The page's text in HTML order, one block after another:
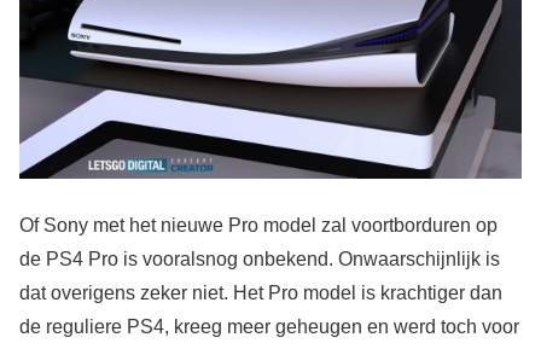
Of Sony met het nieuwe Pro model zal voortborduren op
de PS4 Pro is vooralsnog onbekend. Onwaarschijnlijk is
dat overigens zeker niet. Het Pro model is krachtiger dan
de reguliere PS4, kreeg meer geheugen en werd toch voor